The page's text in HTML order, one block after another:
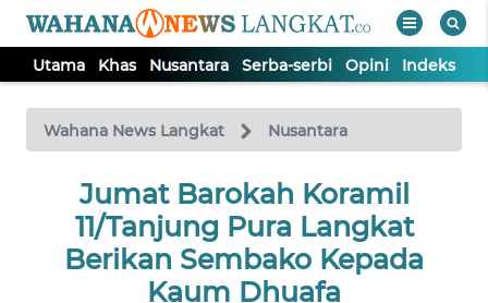
Utama Khas Nusantara Serba-serbi Opini Indeks
Wahana News Langkat Nusantara
Jumat Barokah Koramil
11/Tanjung Pura Langkat
Berikan Sembako Kepada
Kaum Dhuafa
TV
Tutup
UTAMA
KHAS